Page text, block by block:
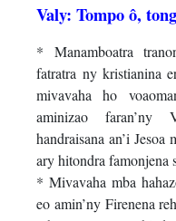
Valy: Tompo ô,
* Manamboatra
fatratra ny kristianina
mivavaha ho
aminizao faran’ny
handraisana an’i
ary hitondra famonjena
* Mivavaha mba
eo amin’ny Firenena